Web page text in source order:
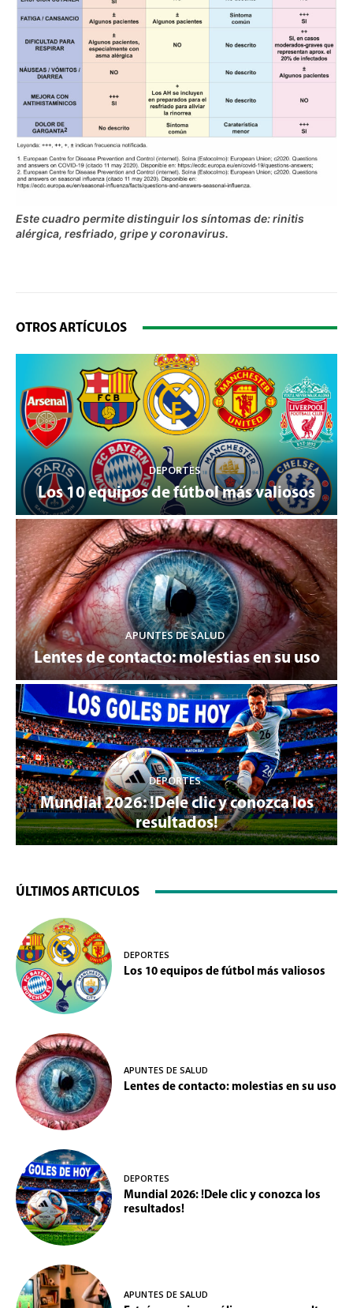
Este cuadro permite distinguir los síntomas de: rinitis
alérgica, resfriado, gripe y coronavirus.
OTROS ARTÍCULOS
DEPORTES
Los 10 equipos de fútbol más valiosos
APUNTES DE SALUD
Lentes de contacto: molestias en su uso
DEPORTES
Mundial 2026: !Dele clic y conozca los
resultados!
ÚLTIMOS ARTICULOS
DEPORTES
Los 10 equipos de fútbol más valiosos
APUNTES DE SALUD
Lentes de contacto: molestias en su uso
DEPORTES
Mundial 2026: !Dele clic y conozca los
resultados!
APUNTES DE SALUD